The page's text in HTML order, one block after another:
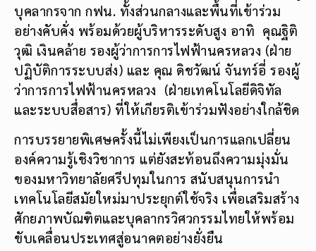
บุคลากรจาก กฟน. ทั้งส่วนกลางและพื้นที่เข้าร่วม
อย่างคับคั่ง พร้อมด้วยผู้บริหารระดับสูง อาทิ คุณฐิติ
วุฒิ เงินคล้าย รองผู้ว่าการการไฟฟ้านครหลวง (ฝ่าย
ปฏิบัติการระบบส่ง) และ คุณ ดิชวัฒน์ จันทร์อี่ รองผู้
ว่าการการไฟฟ้านครหลวง (ฝ่ายเทคโนโลยีดิจิทัล
และระบบสื่อสาร) ที่ให้เกียรติเข้าร่วมฟังอย่างใกล้ชิด
การบรรยายพิเศษครั้งนี้ไม่เพียงเป็นการแลกเปลี่ยน
องค์ความรู้เชิงวิชาการ แต่ยังสะท้อนถึงความมุ่งมั่น
ของมหาวิทยาลัยศรีปทุมในการ สนับสนุนการนำ
เทคโนโลยีสมัยใหม่มาประยุกต์ใช้จริง เพื่อเสริมสร้าง
ศักยภาพบัณฑิตและบุคลากรวิศวกรรมไทยให้พร้อม
ขับเคลื่อนประเทศสู่อนาคตอย่างยั่งยืน